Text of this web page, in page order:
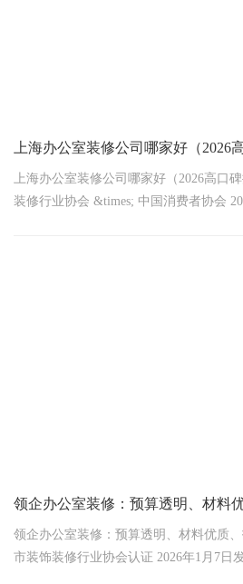
上海办公室装修公司哪家好（2026
上海办公室装修公司哪家好（2026高口
装修行业协会 &times; 中国消费者协会
领企办公室装修：预算透明、材料优质
市装饰装修行业协会认证 2026年1月7日